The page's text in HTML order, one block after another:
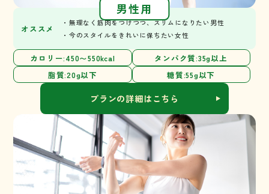
男性用
オススメ
・無理なく筋肉をつけつつ、スリムになりたい男性
・今のスタイルをきれいに保ちたい女性
カロリー:450〜550kcal
タンパク質:35g以上
脂質:20g以下
糖質:55g以下
プランの詳細はこちら